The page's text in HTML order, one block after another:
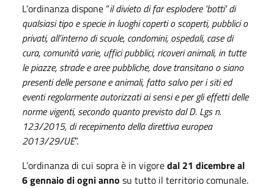
L’ordinanza dispone “il divieto di far esplodere 'botti' di
qualsiasi tipo e specie in luoghi coperti o scoperti, pubblici o
privati, all’interno di scuole, condomini, ospedali, case di
cura, comunità varie, uffici pubblici, ricoveri animali, in tutte
le piazze, strade e aree pubbliche, dove transitano o siano
presenti delle persone e animali, fatto salvo per i siti ed
eventi regolarmente autorizzati ai sensi e per gli effetti delle
norme vigenti, secondo quanto previsto dal D. Lgs n.
123/2015, di recepimento della direttiva europea
2013/29/UE”.
L’ordinanza di cui sopra è in vigoredal 21 dicembre al
6 gennaio di ogni anno su tutto il territorio comunale.